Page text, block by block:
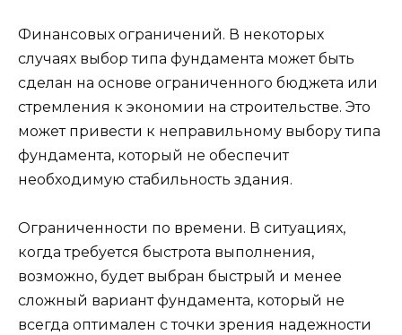
Финансовых ограничений. В некоторых
случаях выбор типа фундамента может быть
сделан на основе ограниченного бюджета или
стремления к экономии на строительстве. Это
может привести к неправильному выбору типа
фундамента, который не обеспечит
необходимую стабильность здания.
Ограниченности по времени. В ситуациях,
когда требуется быстрота выполнения,
возможно, будет выбран быстрый и менее
сложный вариант фундамента, который не
всегда оптимален с точки зрения надежности